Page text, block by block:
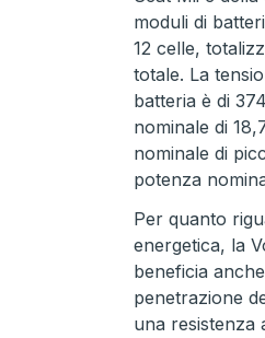
moduli di
12 celle,
totale. La
batteria è di
nominale di
nominale di
potenza
Per quanto
energetica, la
beneficia
penetrazione
una resistenza